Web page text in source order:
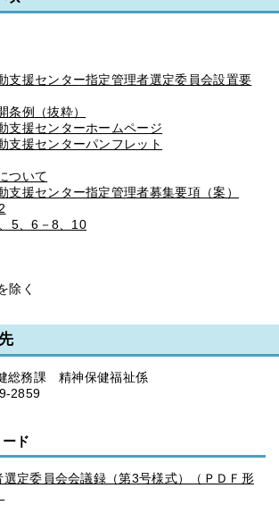
支援センター指定管理者選定委員会設置要
条例（抜粋）
支援センターホームページ
支援センターパンフレット
ついて
支援センター指定管理者募集要項（案）
5、6－8、10
除く
総務課 精神保健福祉係
2859
ド
定委員会会議録（第3号様式）（ＰＤＦ形